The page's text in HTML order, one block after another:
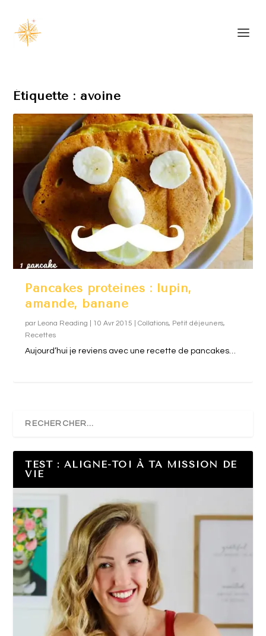
Étiquette : avoine
Pancakes protéinés : lupin,
amande, banane
par Leona Reading 10 Avr 2015 |Collations, Petit déjeuners,
Recettes
Aujourd’hui je reviens avec une recette de pancakes…
TEST : ALIGNE-TOI À TA MISSION DE
VIE